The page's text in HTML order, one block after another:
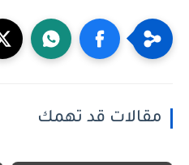
مقالات قد تهمك